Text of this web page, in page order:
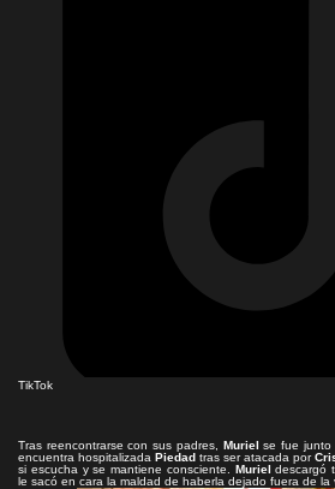
TikTok
Tras reencontrarse con sus padres, Murielse fue junto
encuentra hospitalizada Piedad tras ser atacada por
si escucha y se mantiene consciente. Murieldescargó
le sacó en cara la maldad de haberla dejado fuera de la